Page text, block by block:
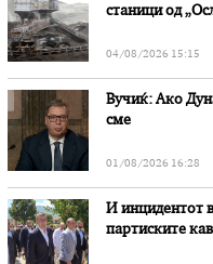
станици од
04/08/2026 15:15
Вучиќ: Ако
сме
01/08/2026 16:28
И инцидентот
партиските